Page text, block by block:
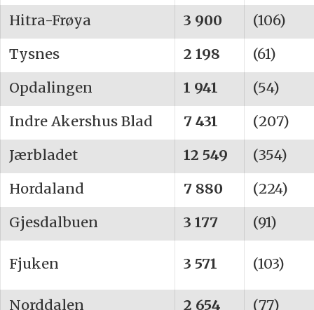
Hitra-Frøya
3 900
(106)
Tysnes
2 198
(61)
Opdalingen
1 941
(54)
Indre Akershus Blad
7 431
(207)
Jærbladet
12 549
(354)
Hordaland
7 880
(224)
Gjesdalbuen
3 177 (91)
Fjuken 3 571 (103)
Norddalen 2 654
(77)